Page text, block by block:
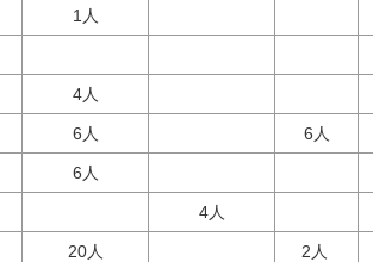
1人
4人
6人 6人
6人
4人
20人 2人